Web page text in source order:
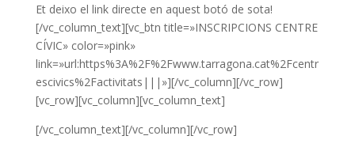
Et deixo el link directe en aquest botó de sota!
[/vc_column_text][vc_btn title=»INSCRIPCIONS CENTRE
CÍVIC» color=»pink»
link=»url:https%3A%2F%2Fwww.tarragona.cat%2Fcentr
escivics%2Factivitats|||»][/vc_column][/vc_row]
[vc_row][vc_column][vc_column_text]
[/vc_column_text][/vc_column][/vc_row]